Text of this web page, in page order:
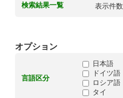
検索結果一覧 表示件数
オプション
言語区分
日本語
ドイツ語
ロシア語
タイ